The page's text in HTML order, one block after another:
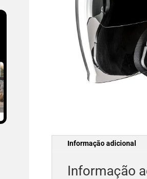
Informação adicional
Informação